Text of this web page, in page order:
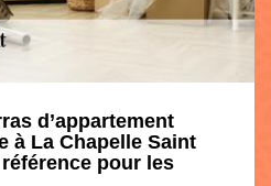
d’appartement
à La Chapelle Saint
pour les